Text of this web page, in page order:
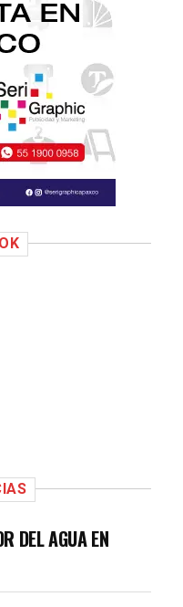
DEL AGUA EN